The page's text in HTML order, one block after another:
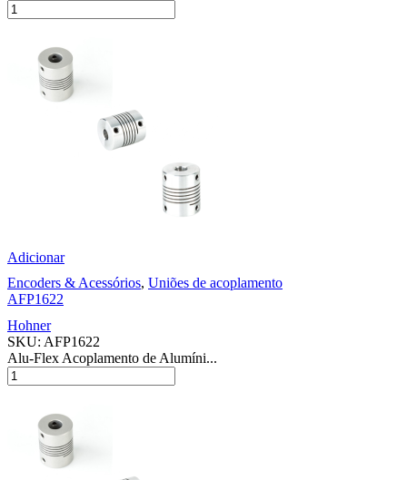
Adicionar
Encoders & Acessórios, Uniões de acoplamento
AFP1622
Hohner
SKU: AFP1622
Alu-Flex Acoplamento de Alumíni...